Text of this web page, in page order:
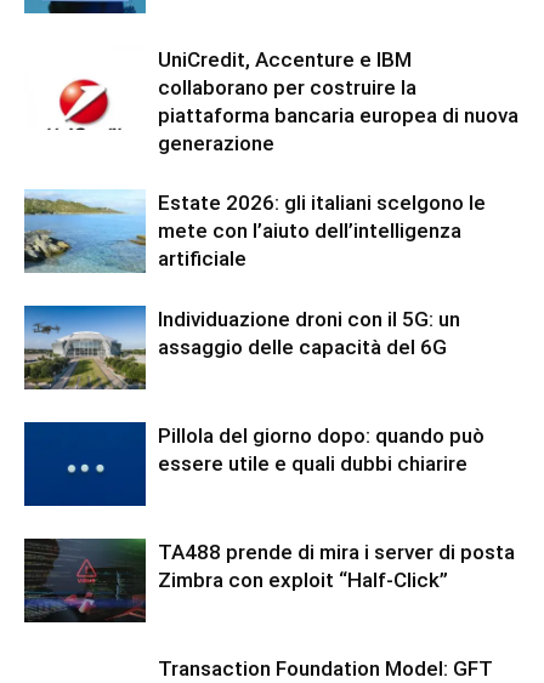
UniCredit, Accenture e IBM
collaborano per costruire la
piattaforma bancaria europea di nuova
generazione
Estate 2026: gli italiani scelgono le
mete con l’aiuto dell’intelligenza
artificiale
Individuazione droni con il 5G: un
assaggio delle capacità del 6G
Pillola del giorno dopo: quando può
essere utile e quali dubbi chiarire
TA488 prende di mira i server di posta
Zimbra con exploit “Half-Click”
Transaction Foundation Model: GFT